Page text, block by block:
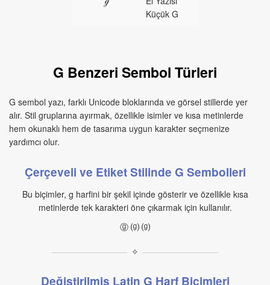
Küçük G
G Benzeri Sembol Türleri
G sembol yazı, farklı Unicode bloklarında ve görsel stillerde yer
alır. Stil gruplarına ayırmak, özellikle isimler ve kısa metinlerde
hem okunaklı hem de tasarıma uygun karakter seçmenize
yardımcı olur.
Çerçeveli ve Etiket Stilinde G Sembolleri
Bu biçimler, g harfini bir şekil içinde gösterir ve özellikle kısa
metinlerde tek karakteri öne çıkarmak için kullanılır.
ⓖ ⒢ ⒢
✧
Değiştirilmiş Latin G Harf Biçimleri